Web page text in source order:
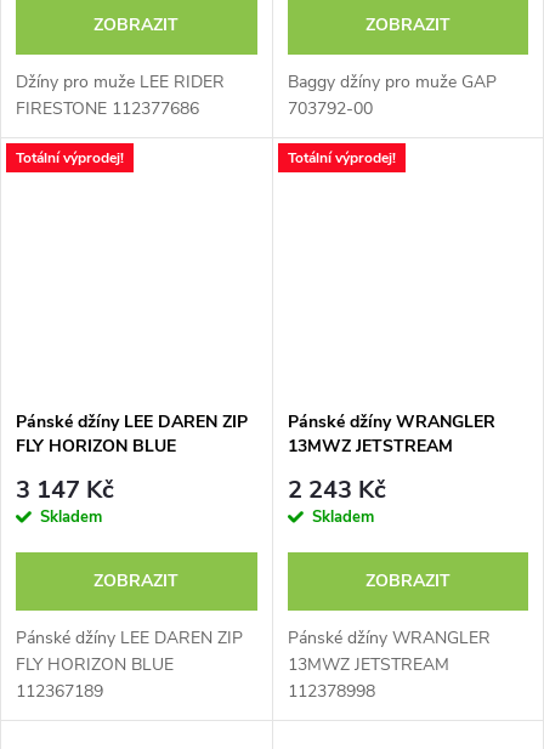
ZOBRAZIT
Džíny pro muže LEE RIDER
FIRESTONE 112377686
ZOBRAZIT
Baggy džíny pro muže GAP
703792-00
Totální výprodej!
Pánské džíny LEE DAREN ZIP
FLY HORIZON BLUE
3 147 Kč
Skladem
ZOBRAZIT
Pánské džíny LEE DAREN ZIP
FLY HORIZON BLUE
112367189
Totální výprodej!
Pánské džíny WRANGLER
13MWZ JETSTREAM
2 243 Kč
Skladem
ZOBRAZIT
Pánské džíny WRANGLER
13MWZ JETSTREAM
112378998